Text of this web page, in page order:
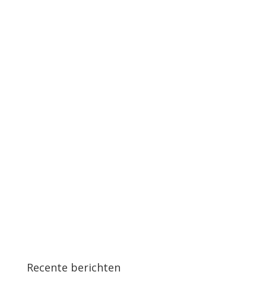
Recente berichten